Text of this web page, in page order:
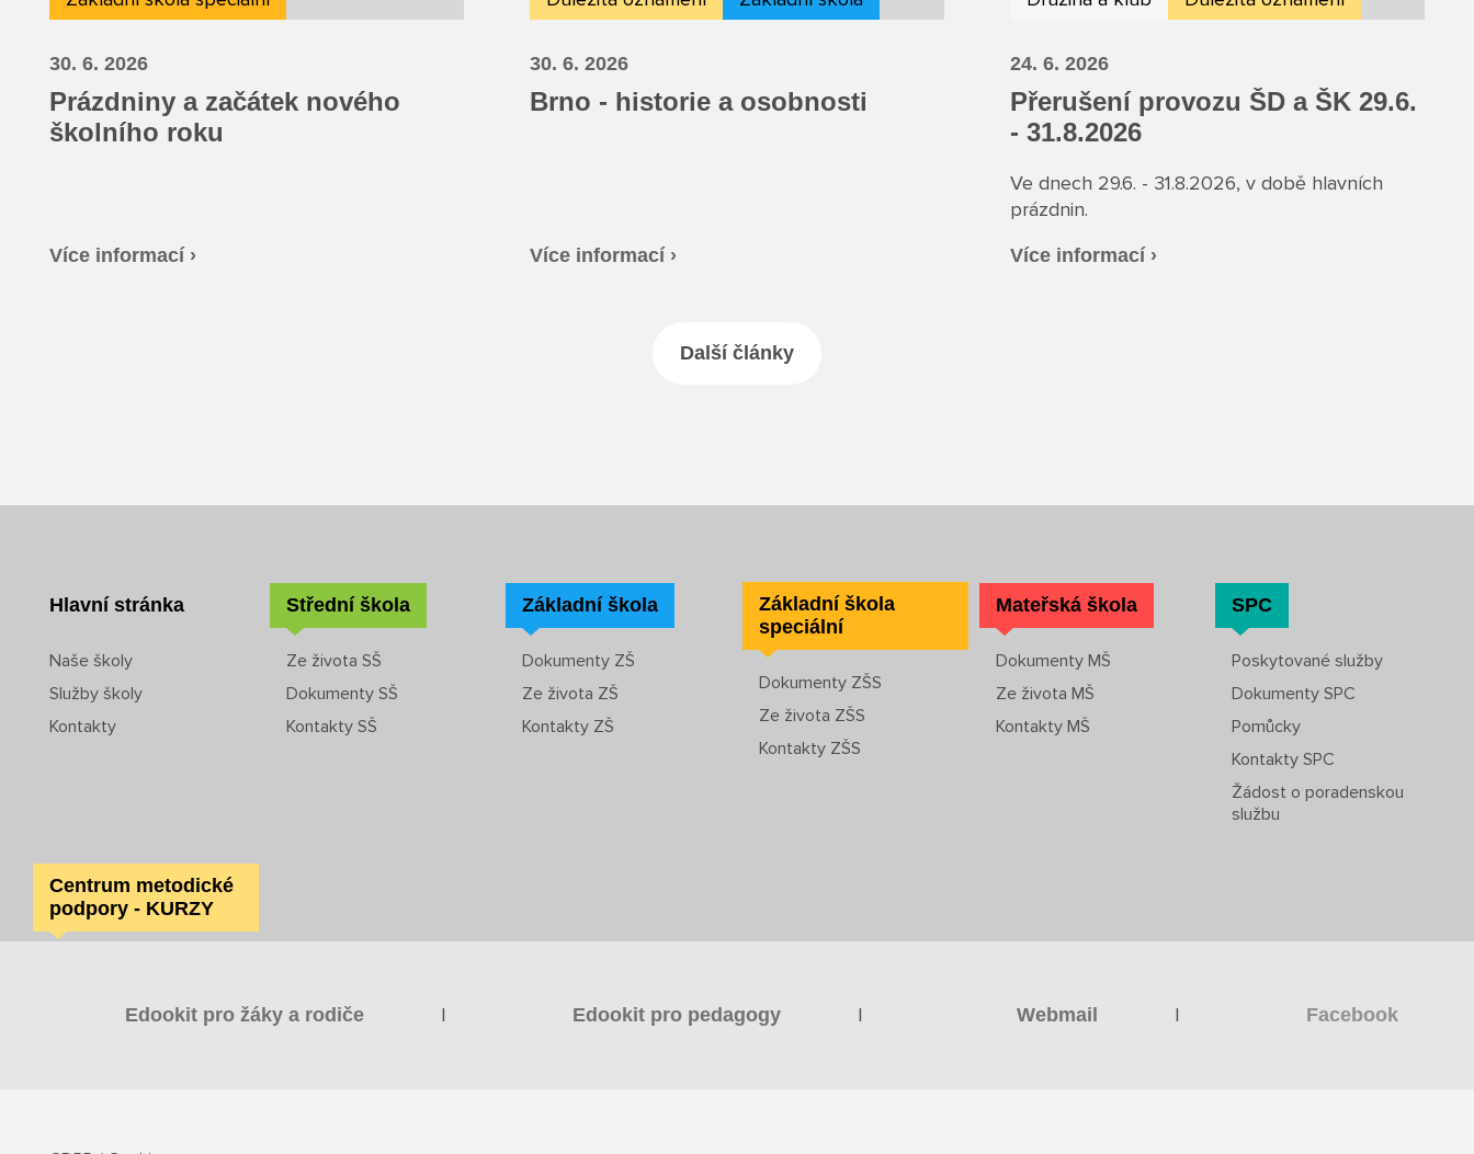
30. 6. 2026
Prázdniny a začátek nového
školního roku
Více informací ›
30. 6. 2026
Brno - historie a osobnosti
Více informací ›
24. 6. 2026
Přerušení provozu ŠD a ŠK 29.6.
- 31.8.2026
Ve dnech 29.6. - 31.8.2026, v době hlavních
prázdnin.
Více informací ›
Další články
Hlavní stránka
Naše školy
Služby školy
Kontakty
Střední škola
Ze života SŠ
Dokumenty SŠ
Kontakty SŠ
Základní škola
Dokumenty ZŠ
Ze života ZŠ
Kontakty ZŠ
Základní škola
speciální
Dokumenty ZŠS
Ze života ZŠS
Kontakty ZŠS
Mateřská škola
Dokumenty MŠ
Ze života MŠ
Kontakty MŠ
SPC
Poskytované služby
Dokumenty SPC
Pomůcky
Kontakty SPC
Žádost o poradenskou
službu
Centrum metodické
podpory - KURZY
Edookit pro žáky a rodiče | Edookit pro pedagogy | Webmail | Facebook